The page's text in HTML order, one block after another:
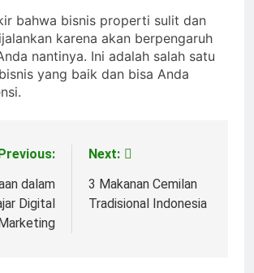
bahwa bisnis properti sulit dan
karena akan berpengaruh
nantinya. Ini adalah salah satu
yang baik dan bisa Anda
Previous:
dalam
Digital
Marketing
Next:
3 Makanan Cemilan
Tradisional Indonesia